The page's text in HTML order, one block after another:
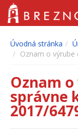
Úvodná stránka
Oznam o výrube
Oznam
správne
2017/